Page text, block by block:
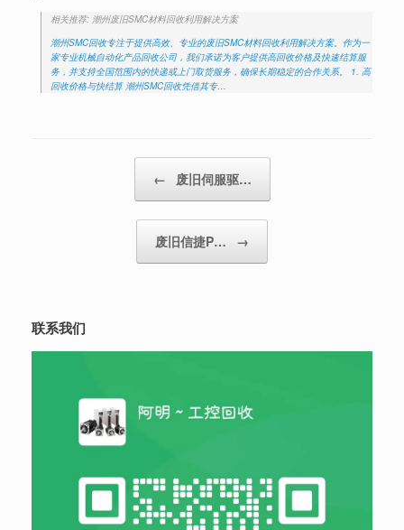
相关推荐: 潮州废旧SMC材料回收利用解决方案
潮州SMC回收专注于提供高效、专业的废旧SMC材料回收利用解决方案。作为一
家专业机械自动化产品回收公司，我们承诺为客户提供高回收价格及快速结算服
务，并支持全国范围内的快递或上门取货服务，确保长期稳定的合作关系。 1. 高
回收价格与快结算 潮州SMC回收凭借其专…
← 废旧伺服驱…
废旧信捷P… →
联系我们